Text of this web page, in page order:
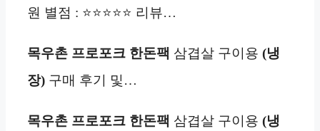
원 별점 : ⭐⭐⭐⭐⭐ 리뷰…
목우촌 프로포크 한돈팩 삼겹살 구이용 (냉
장) 구매 후기 및…
목우촌 프로포크 한돈팩 삼겹살 구이용 (냉